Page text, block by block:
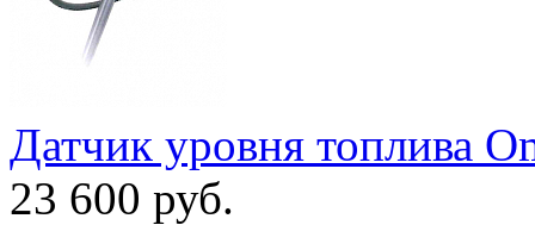
Датчик уровня топлива
23 600 руб.